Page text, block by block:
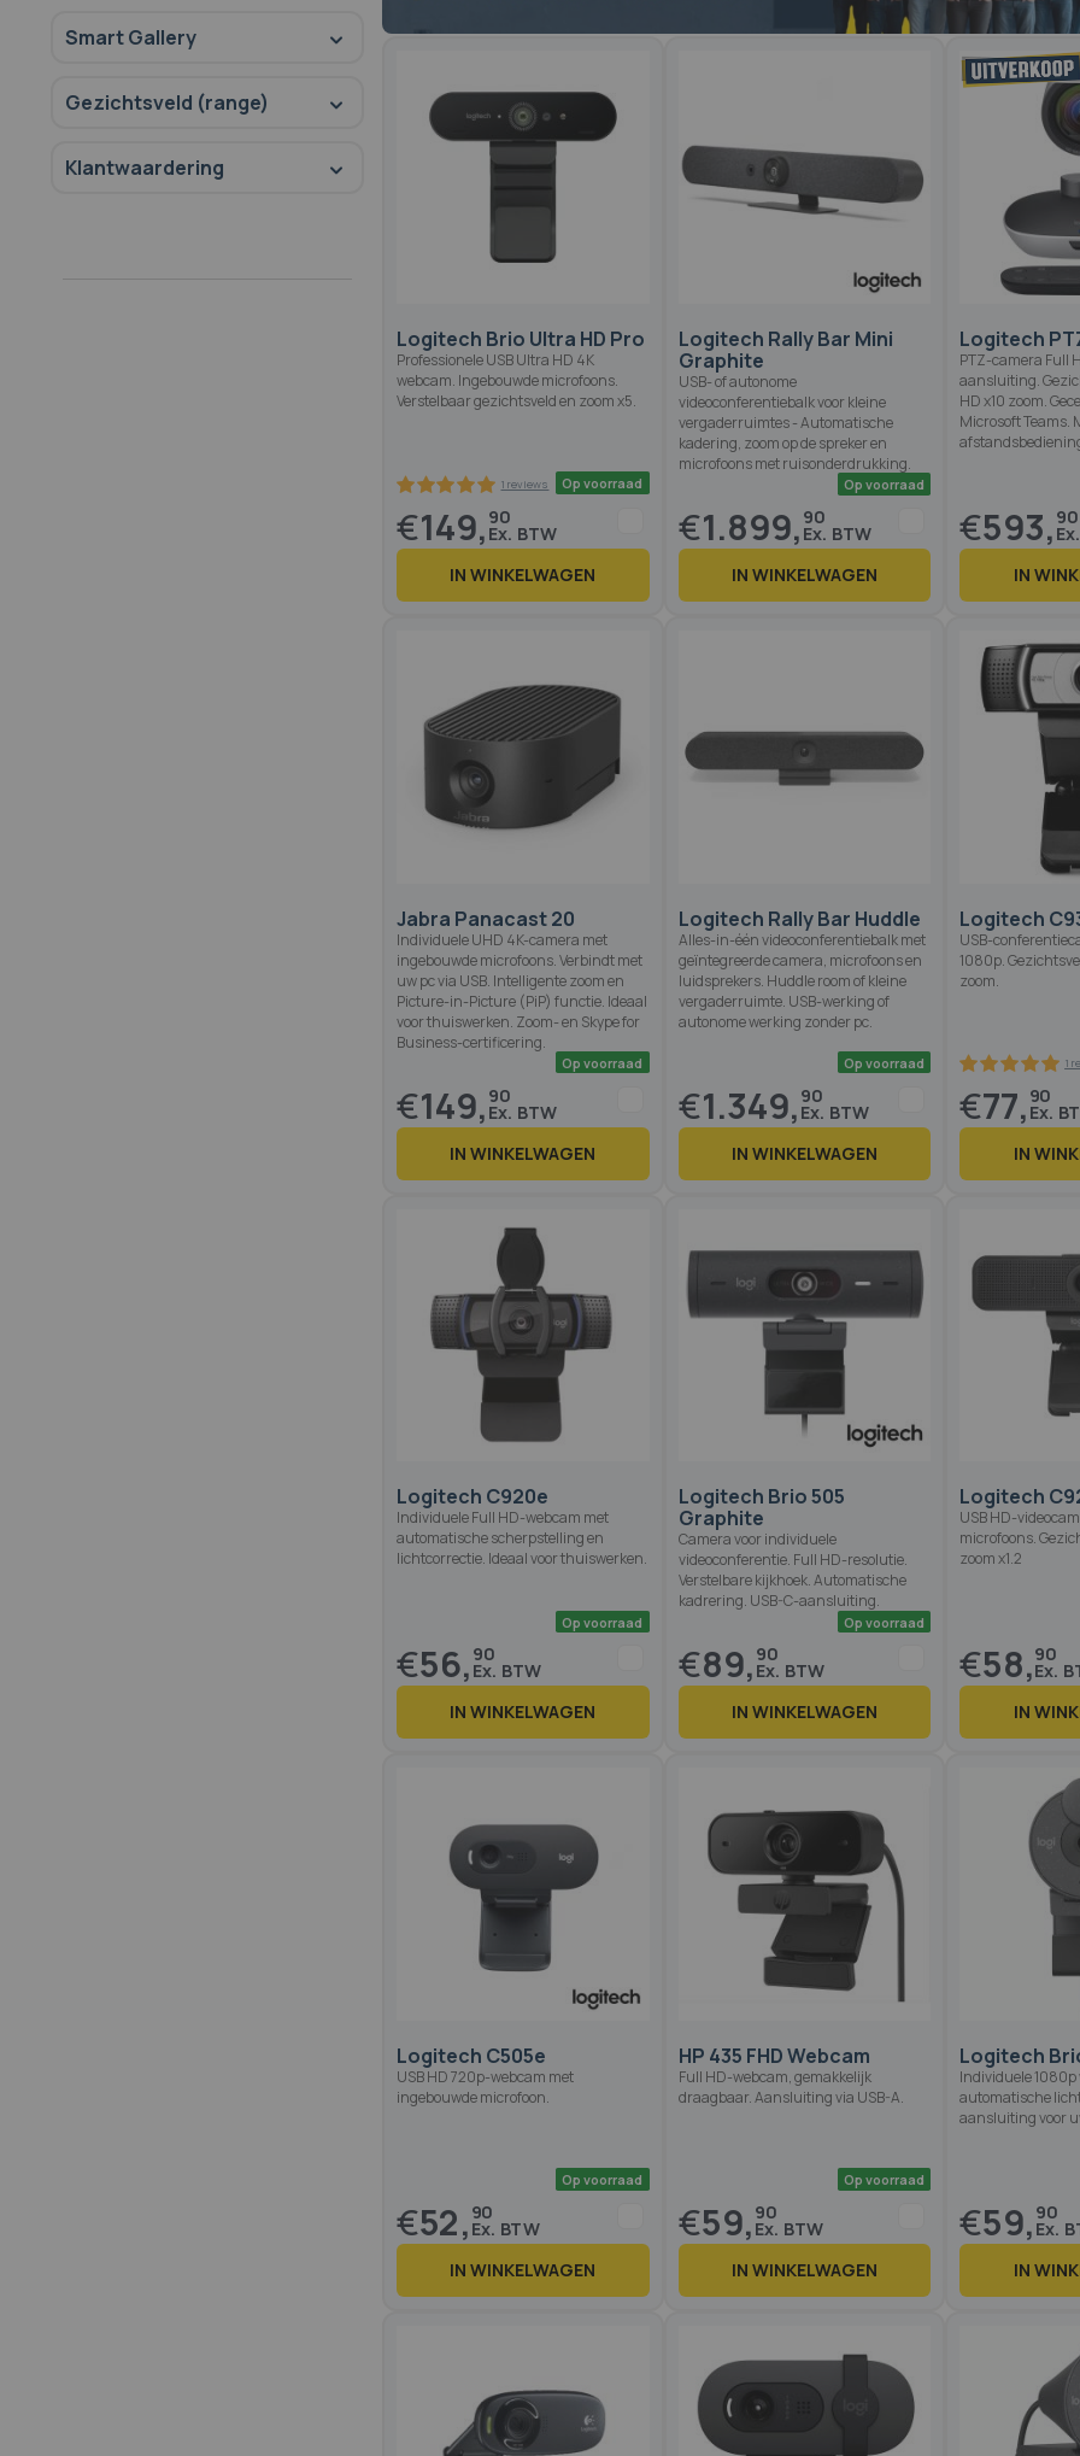
Logitech Brio Ultra HD Pro
Professionele USB Ultra HD 4K
webcam. Ingebouwde microfoons.
Verstelbaar gezichtsveld en zoom x5.
% of100
Op voorraad
€149, 90
IN WINKELWAGEN
Logitech Rally Bar Mini
Graphite
USB- of autonome
videoconferentiebalk voor kleine
vergaderruimtes - Automatische
kadering, zoom op de spreker en
microfoons met ruisonderdrukking.
€1.899, 90
IN WINKELWAGEN
Logitech
PTZ-camera Full
aansluiting.
HD x10 zoom.
Microsoft Teams.
€593, 90
IN
Jabra Panacast 20
Individuele UHD 4K-camera met
ingebouwde microfoons. Verbindt met
uw pc via USB. Intelligente zoom en
Picture-in-Picture (PiP) functie. Ideaal
voor thuiswerken. Zoom- en Skype for
Business-certificering.
€149, 90
IN WINKELWAGEN
Logitech Rally Bar Huddle
Alles-in-één videoconferentiebalk met
geïntegreerde camera, microfoons en
luidsprekers. Huddle room of kleine
vergaderruimte. USB-werking of
autonome werking zonder pc.
€1.349, 90
IN WINKELWAGEN
Logitech
USB-
1080p.
zoom.
€77, 90
IN
Logitech C920e
Individuele Full HD-webcam met
automatische scherpstelling en
lichtcorrectie. Ideaal voor thuiswerken.
Op voorraad
€56, 90
IN WINKELWAGEN
Logitech Brio 505
Graphite
Camera voor individuele
videoconferentie. Full HD-resolutie.
Verstelbare kijkhoek. Automatische
kadrering. USB-C-aansluiting.
€89, 90
IN WINKELWAGEN
Logitech
USB HD-
microfoons.
zoom x1.2
€58,90
IN
Logitech C505e
USB HD 720p-webcam met
ingebouwde microfoon.
€52, 90
IN WINKELWAGEN
HP 435 FHD Webcam
Full HD-webcam, gemakkelijk
draagbaar. Aansluiting via USB-A.
€59, 90
IN WINKELWAGEN
Logitech
Individuele
automatische
aansluiting voor
€59, 90
IN
Smart Gallery
Gezichtsveld (range)
Klantwaardering